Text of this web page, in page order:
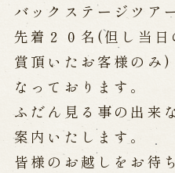
近日開催の公演
出張公演
出張公演
学校公演
海外旅行客向け特別
バックステージツ
先着２０名(但し当
賞頂いたお客様のみ)
なっております。
ふだん見る事の出来
案内いたします。
皆様のお越しをお待